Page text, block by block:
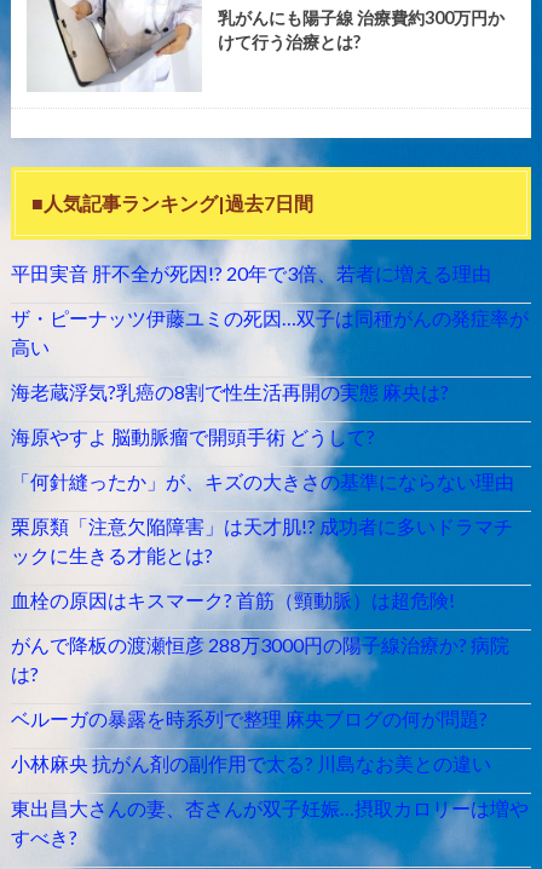
乳がんにも陽子線 治療費約300万円か
けて行う治療とは?
■人気記事ランキング|過去7日間
平田実音 肝不全が死因!? 20年で3倍、若者に増える理由
ザ・ピーナッツ伊藤ユミの死因…双子は同種がんの発症率が
高い
海老蔵浮気?乳癌の8割で性生活再開の実態 麻央は?
海原やすよ 脳動脈瘤で開頭手術 どうして?
「何針縫ったか」が、キズの大きさの基準にならない理由
栗原類「注意欠陥障害」は天才肌!? 成功者に多いドラマチ
ックに生きる才能とは?
血栓の原因はキスマーク? 首筋（頸動脈）は超危険!
がんで降板の渡瀬恒彦 288万3000円の陽子線治療か? 病院
は?
ベルーガの暴露を時系列で整理 麻央ブログの何が問題?
小林麻央 抗がん剤の副作用で太る? 川島なお美との違い
東出昌大さんの妻、杏さんが双子妊娠…摂取カロリーは増や
すべき?